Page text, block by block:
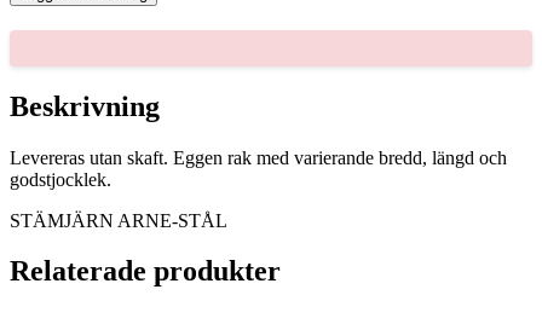
STÅL
mängd
Beskrivning
Levereras utan skaft. Eggen rak med varierande bredd, längd och
godstjocklek.
STÄMJÄRN ARNE-STÅL
Relaterade produkter